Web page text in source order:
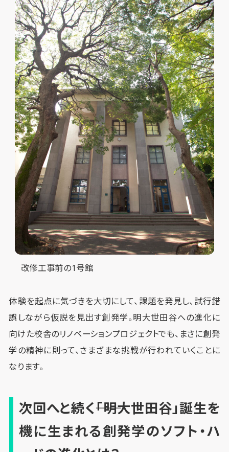
改修工事前の1号館
体験を起点に気づきを大切にして、課題を発見し、試行錯
誤しながら仮説を見出す創発学。明大世田谷への進化に
向けた校舎のリノベーションプロジェクトでも、まさに創発
学の精神に則って、さまざまな挑戦が行われていくことに
なります。
次回へと続く――「明大世田谷」誕生を
機に生まれる創発学のソフト・ハ